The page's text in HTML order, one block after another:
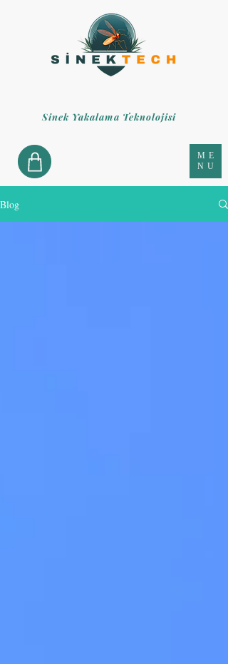
ME
NU
Sinek Yakalama Teknolojisi
Blog